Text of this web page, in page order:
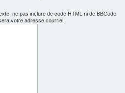
ne pas inclure de code HTML ni de BBCode.
votre adresse courriel.